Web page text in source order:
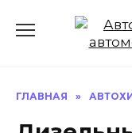
содержанию
ГЛАВНАЯ »